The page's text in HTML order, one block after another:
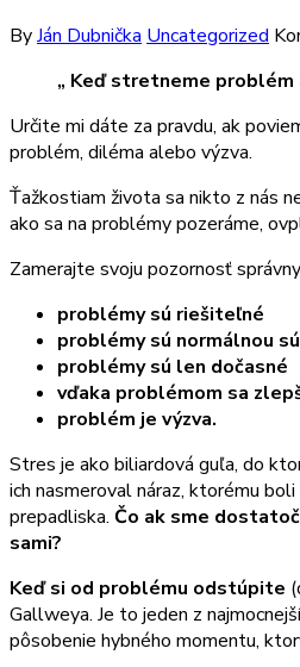
ByJán Dubnička Uncategorized
„ Keď stretneme problém
Určite mi dáte za pravdu, ak
problém, diléma alebo výzva.
Ťažkostiam života sa nikto z nás
ako sa na problémy pozeráme,
Zamerajte svoju pozornosť
problémysú riešiteľné
problémy sú normálnou
problémysú len dočasné
vďaka problémom sa
problém je výzva.
Stres je ako biliardová guľa, do
ich nasmeroval náraz, ktorému
prepadliska. Čo ak sme
sami?
Keď si od problému odstúpite
Gallweya. Je to jeden z
pôsobenie hybného momentu,